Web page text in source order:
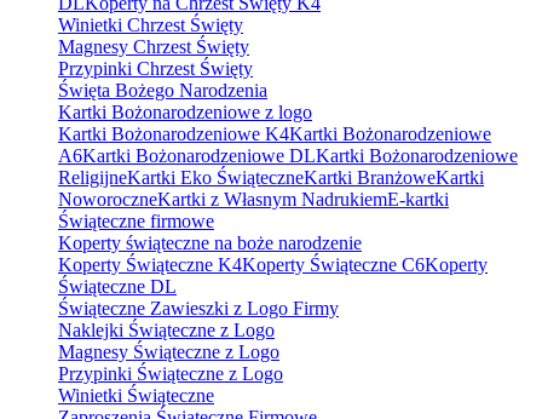
Winietki Chrzest Święty
Magnesy Chrzest Święty
Przypinki Chrzest Święty
Święta Bożego Narodzenia
Kartki Bożonarodzeniowe z logo
Kartki Bożonarodzeniowe K4Kartki Bożonarodzeniowe
A6Kartki Bożonarodzeniowe DLKartki Bożonarodzeniowe
ReligijneKartki Eko ŚwiąteczneKartki BranżoweKartki
NoworoczneKartki z Własnym NadrukiemE-kartki
Świąteczne firmowe
Koperty świąteczne na boże narodzenie
Koperty Świąteczne K4Koperty Świąteczne C6Koperty
Świąteczne DL
Świąteczne Zawieszki z Logo Firmy
Naklejki Świąteczne z Logo
Magnesy Świąteczne z Logo
Przypinki Świąteczne z Logo
Winietki Świąteczne